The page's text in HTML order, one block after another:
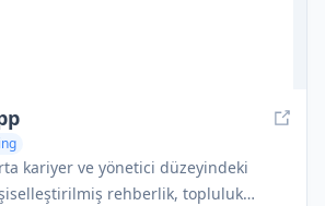
kariyer ve yönetici düzeyindeki
rehberlik, topluluk